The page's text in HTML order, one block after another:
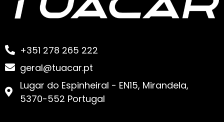
+351 278 265 222
geral@tuacar.pt
Lugar do Espinheiral - EN15, Mirandela,
5370-552 Portugal